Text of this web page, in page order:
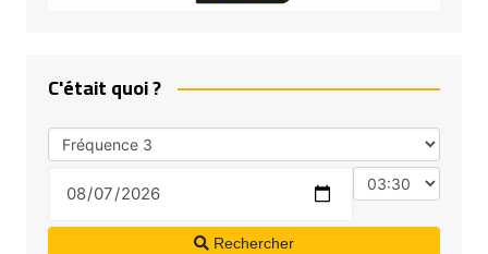
C'était quoi ?
Rechercher